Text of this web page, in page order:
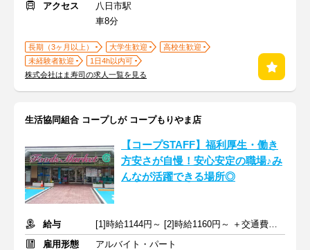
アクセス
八日市駅
車8分
長期（3ヶ月以上） 大学生歓迎
高校生歓迎
未経験者歓迎
1日4h以内可
株式会社はま寿司の求人一覧を見る
生活協同組合 コープしが コープもりやま店
【コープSTAFF】福利厚生・働き
方安さが自慢！安心安定の職場♪み
んなが活躍できる場所◎
給与
[1]時給1144円～ [2]時給1160円～ ＋交通費全額支給
雇用形態
アルバイト・パート